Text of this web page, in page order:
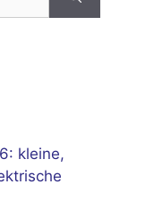
kleine,